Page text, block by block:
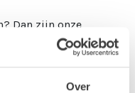
Over
Dan zijn onze
lichtrozeperfect
kunnen hier altijd mooi